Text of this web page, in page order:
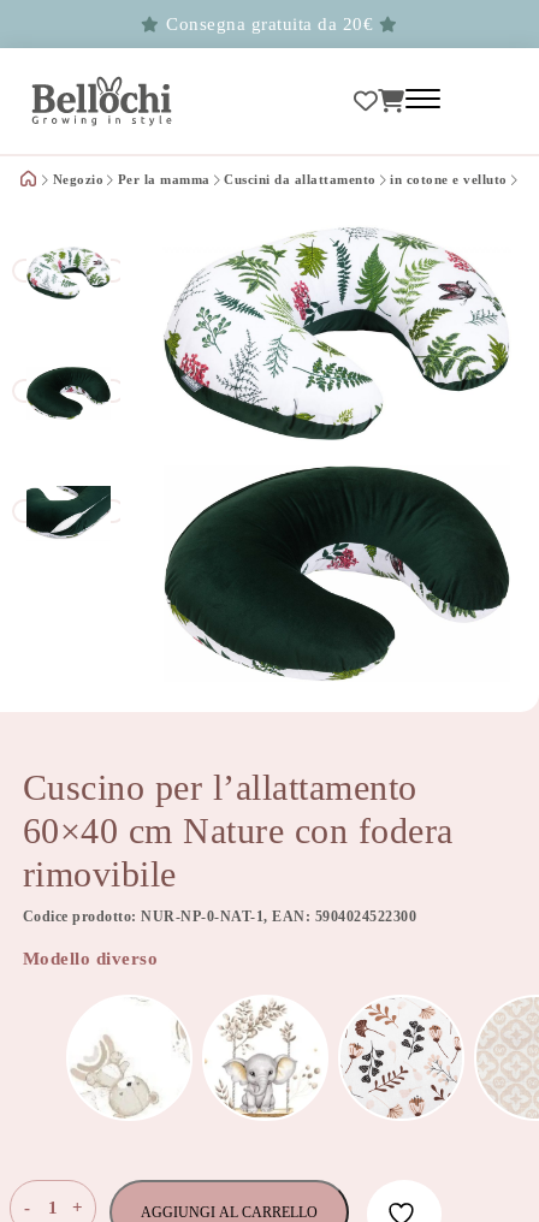
Consegna gratuita da 20€
Negozio Per la mamma Cuscini da allattamento in cotone e velluto
Cuscino per l’allattamento
60×40 cm Nature con fodera
rimovibile
Codice prodotto: NUR-NP-0-NAT-1, EAN: 5904024522300
Modello diverso
-
Cuscino
+ AGGIUNGI AL CARRELLO